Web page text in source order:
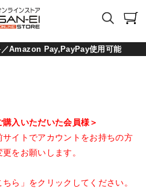
Amazon Pay,PayPay使用可能
入いただいた会員様＞
イトでアカウントをお持ちの方
をお願いします。
ら」をクリックしてください。